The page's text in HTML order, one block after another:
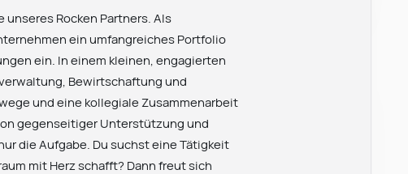
unseres Rocken Partners. Als
ein umfangreiches Portfolio
ein. In einem kleinen, engagierten
Bewirtschaftung und
und eine kollegiale Zusammenarbeit
gegenseitiger Unterstützung und
die Aufgabe. Du suchst eine Tätigkeit
mit Herz schafft? Dann freut sich